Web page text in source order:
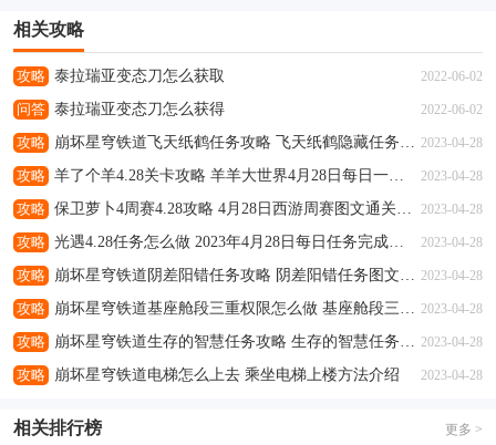
相关攻略
攻略 泰拉瑞亚变态刀怎么获取 2022-06-02
问答 泰拉瑞亚变态刀怎么获得 2022-06-02
攻略 崩坏星穹铁道飞天纸鹤任务攻略 飞天纸鹤隐藏任务通关流程解析 2023-04-28
攻略 羊了个羊4.28关卡攻略 羊羊大世界4月28日每日一关通关流程 2023-04-28
攻略 保卫萝卜4周赛4.28攻略 4月28日西游周赛图文通关流程 2023-04-28
攻略 光遇4.28任务怎么做 2023年4月28日每日任务完成攻略 2023-04-28
攻略 崩坏星穹铁道阴差阳错任务攻略 阴差阳错任务图文通关流程 2023-04-28
攻略 崩坏星穹铁道基座舱段三重权限怎么做 基座舱段三重权限任务攻略 2023-04-28
攻略 崩坏星穹铁道生存的智慧任务攻略 生存的智慧任务通关流程 2023-04-28
攻略 崩坏星穹铁道电梯怎么上去 乘坐电梯上楼方法介绍 2023-04-28
相关排行榜 更多 >